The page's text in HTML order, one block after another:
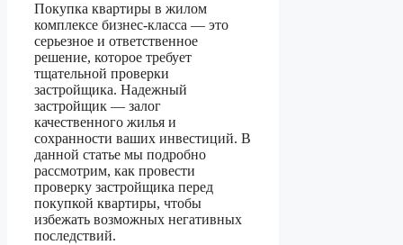
Покупка квартиры в жилом
комплексе бизнес-класса — это
серьезное и ответственное
решение, которое требует
тщательной проверки
застройщика. Надежный
застройщик — залог
качественного жилья и
сохранности ваших инвестиций. В
данной статье мы подробно
рассмотрим, как провести
проверку застройщика перед
покупкой квартиры, чтобы
избежать возможных негативных
последствий.